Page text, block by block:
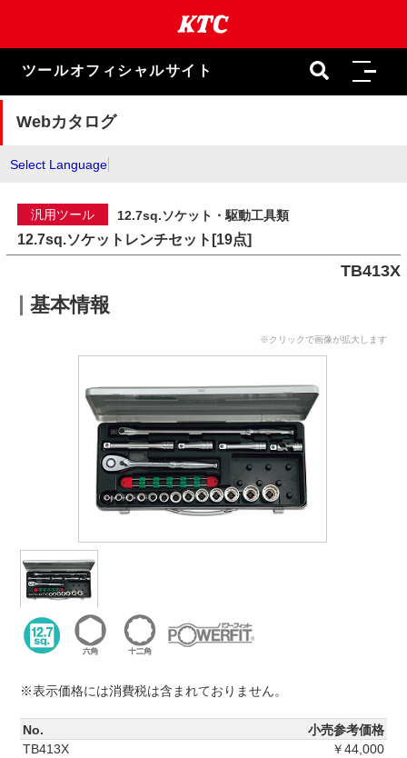
ま
キ
ツールオフィシャルサイト
Webカタログ
Select Language
汎用ツール 12.7sq.ソケット・駆動工具類
12.7sq.ソケットレンチセット[19点]
TB413X
基本情報
※クリックで画像が拡大します
※表示価格には消費税は含まれておりません。
No.
小売参考価格
TB413X
￥44,000